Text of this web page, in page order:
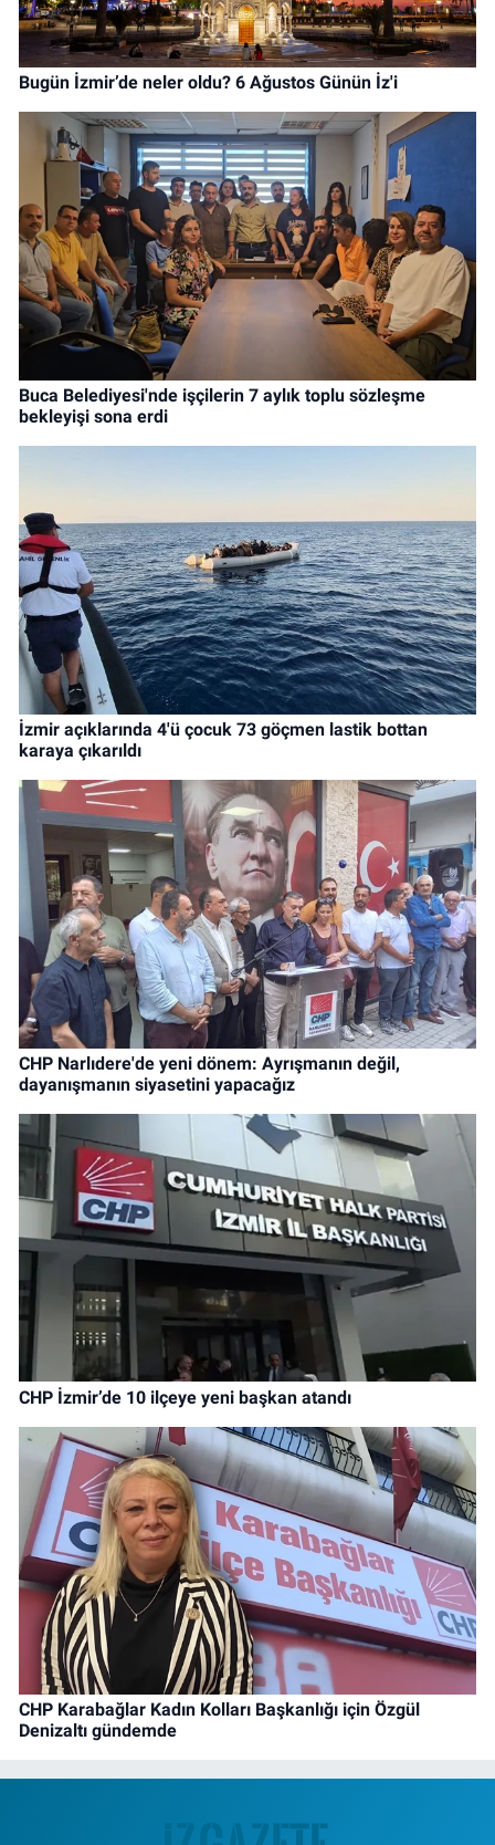
Bugün İzmir’de neler oldu? 6 Ağustos Günün İz'i
Buca Belediyesi'nde işçilerin 7 aylık toplu sözleşme
bekleyişi sona erdi
İzmir açıklarında 4'ü çocuk 73 göçmen lastik bottan
karaya çıkarıldı
CHP Narlıdere'de yeni dönem: Ayrışmanın değil,
dayanışmanın siyasetini yapacağız
CHP İzmir’de 10 ilçeye yeni başkan atandı
CHP Karabağlar Kadın Kolları Başkanlığı için Özgül
Denizaltı gündemde